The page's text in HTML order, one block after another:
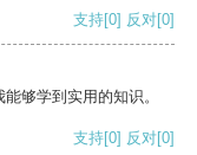
支持[0] 反对[0]
够学到实用的知识。
支持[0] 反对[0]